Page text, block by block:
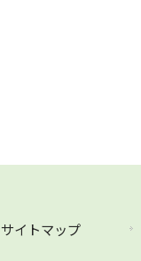
サイトマップ